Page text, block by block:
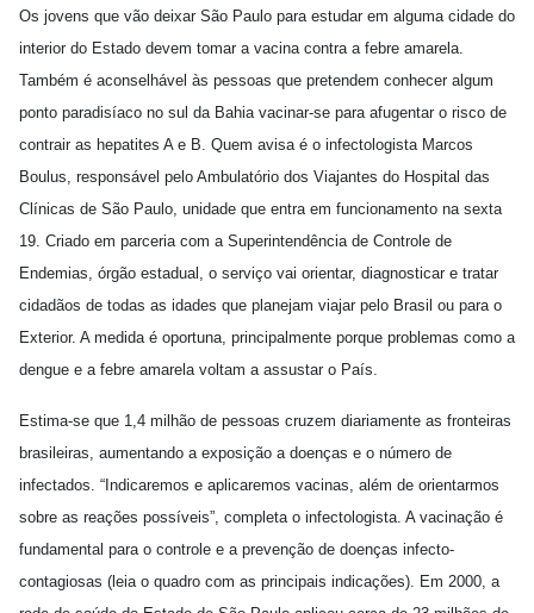
Os jovens que vão deixar São Paulo para estudar em alguma cidade do
interior do Estado devem tomar a vacina contra a febre amarela.
Também é aconselhável às pessoas que pretendem conhecer algum
ponto paradisíaco no sul da Bahia vacinar-se para afugentar o risco de
contrair as hepatites A e B. Quem avisa é o infectologista Marcos
Boulus, responsável pelo Ambulatório dos Viajantes do Hospital das
Clínicas de São Paulo, unidade que entra em funcionamento na sexta
19. Criado em parceria com a Superintendência de Controle de
Endemias, órgão estadual, o serviço vai orientar, diagnosticar e tratar
cidadãos de todas as idades que planejam viajar pelo Brasil ou para o
Exterior. A medida é oportuna, principalmente porque problemas como a
dengue e a febre amarela voltam a assustar o País.
Estima-se que 1,4 milhão de pessoas cruzem diariamente as fronteiras
brasileiras, aumentando a exposição a doenças e o número de
infectados. “Indicaremos e aplicaremos vacinas, além de orientarmos
sobre as reações possíveis”, completa o infectologista. A vacinação é
fundamental para o controle e a prevenção de doenças infecto-
contagiosas (leia o quadro com as principais indicações). Em 2000, a